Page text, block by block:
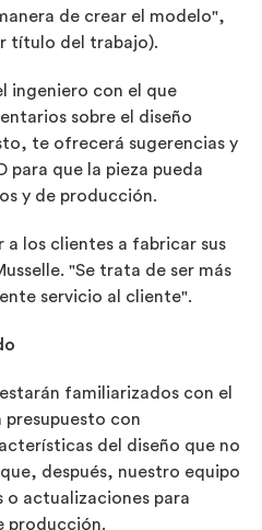
de crear el modelo",
título del trabajo).
ingeniero con el que
sobre el diseño
te ofrecerá sugerencias y
para que la pieza pueda
y de producción.
a los clientes a fabricar sus
"Se trata de ser más
servicio al cliente".
familiarizados con el
presupuesto con
del diseño que no
después, nuestro equipo
o actualizaciones para
producción.